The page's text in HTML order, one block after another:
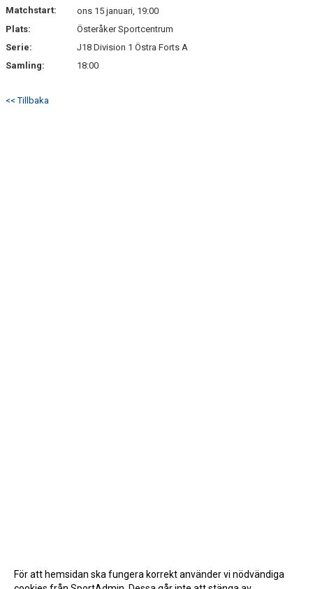
KONTAKT
SPÅNGA U18H INSTAGRAM
Matchstart:
ons 15 januari, 19:00
Plats:
Österåker Sportcentrum
Serie:
J18 Division 1 Östra Forts A
Samling:
18:00
<< Tillbaka
För att hemsidan ska fungera korrekt använder vi nödvändiga